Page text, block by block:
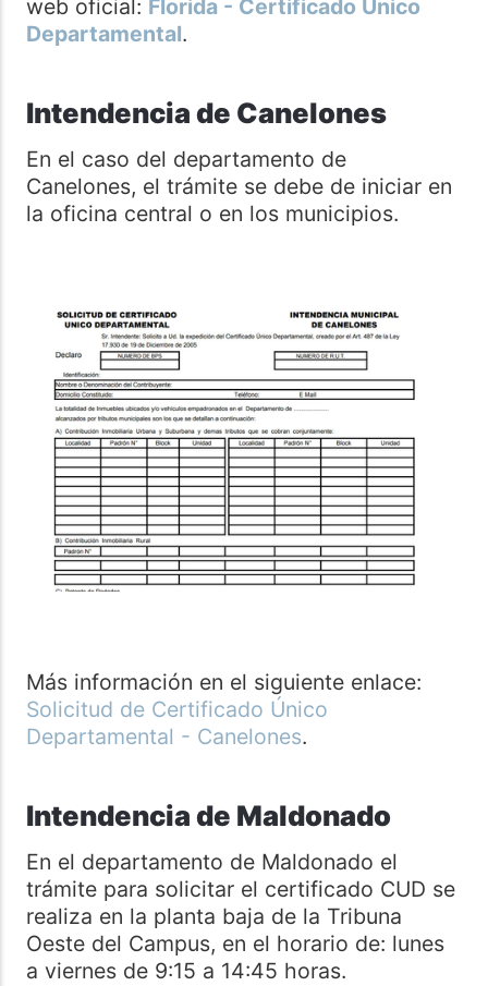
web oficial: Florida - Certificado Único
Departamental.
Intendencia de Canelones
En el caso del departamento de
Canelones, el trámite se debe de iniciar en
la oficina central o en los municipios.
Más información en el siguiente enlace:
Solicitud de Certificado Único
Departamental - Canelones.
Intendencia de Maldonado
En el departamento de Maldonado el
trámite para solicitar el certificado CUD se
realiza en la planta baja de la Tribuna
Oeste del Campus, en el horario de: lunes
a viernes de 9:15 a 14:45 horas.